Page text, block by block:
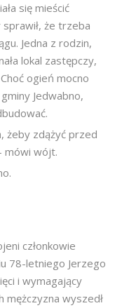
się mieścić
że trzeba
Jedna z rodzin,
lokal zastępczy,
ogień mocno
Jedwabno,
żeby zdążyć przed
mówi wójt.
członkowie
78-letniego Jerzego
i wymagający
mężczyzna wyszedł